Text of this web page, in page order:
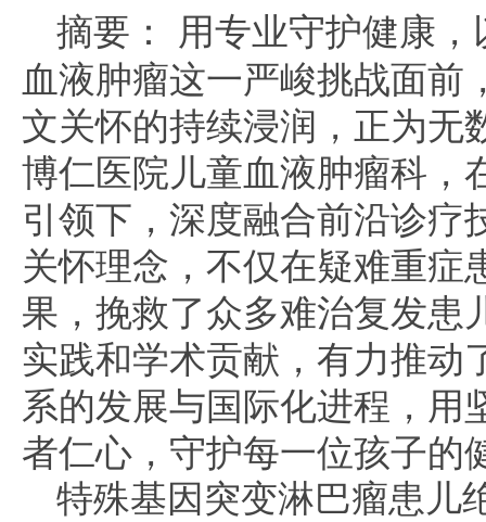
摘要： 用专业守护健康
血液肿瘤这一严峻挑战面
文关怀的持续浸润，正为无
博仁医院儿童血液肿瘤科，
引领下，深度融合前沿诊
关怀理念，不仅在疑难重症
果，挽救了众多难治复发患
实践和学术贡献，有力推动
系的发展与国际化进程，
者仁心，守护每一位孩子的
特殊基因突变淋巴瘤患儿